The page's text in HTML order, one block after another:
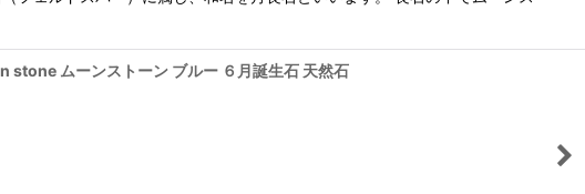
stone ムーンストーン ブルー ６月誕生石 天然石